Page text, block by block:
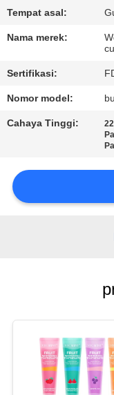
KONTROL
KUALITAS
HUBUNGI
KAMI
PETA
Tempat asal:
Nama merek:
Sertifikasi:
Nomor model:
Cahaya Tinggi: